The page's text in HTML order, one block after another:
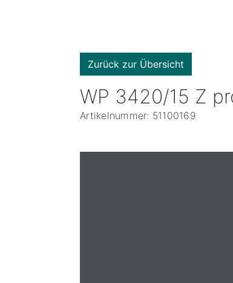
Zurück zur Übersicht
WP 3420/15 Z
Artikelnummer: 51100169